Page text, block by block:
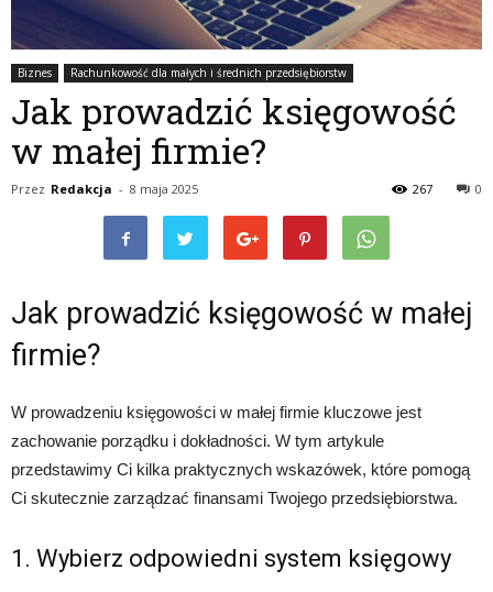
Biznes Rachunkowość dla małych i średnich przedsiębiorstw
Jak prowadzić księgowość
w małej firmie?
Przez Redakcja - 8 maja 2025 0
267
Jak prowadzić księgowość w małej
firmie?
W prowadzeniu księgowości w małej firmie kluczowe jest
zachowanie porządku i dokładności. W tym artykule
przedstawimy Ci kilka praktycznych wskazówek, które pomogą
Ci skutecznie zarządzać finansami Twojego przedsiębiorstwa.
1. Wybierz odpowiedni system księgowy